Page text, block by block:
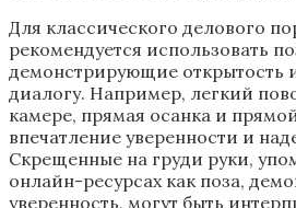
Для классического делового
рекомендуется использовать
демонстрирующие открытость
диалогу. Например, легкий
камере, прямая осанка и
впечатление уверенности и
Скрещенные на груди руки,
онлайн-ресурсах как поза,
уверенность, могут быть